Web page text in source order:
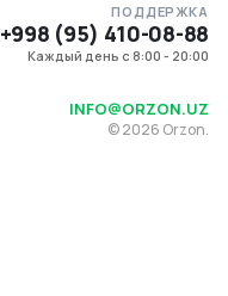
ПОДДЕРЖКА
+998 (95) 410-08-88
Каждый день с 8:00 - 20:00
INFO@ORZON.UZ
©2026 Orzon.